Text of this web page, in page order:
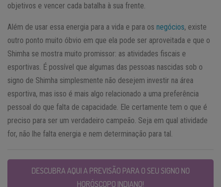
objetivos e vencer cada batalha à sua frente.
Além de usar essa energia para a vida e para os negócios, existe
outro ponto muito óbvio em que ela pode ser aproveitada e que o
Shimha se mostra muito promissor: as atividades fiscais e
esportivas. É possível que algumas das pessoas nascidas sob o
signo de Shimha simplesmente não desejem investir na área
esportiva, mas isso é mais algo relacionado a uma preferência
pessoal do que falta de capacidade. Ele certamente tem o que é
preciso para ser um verdadeiro campeão. Seja em qual atividade
for, não lhe falta energia e nem determinação para tal.
DESCUBRA AQUI A PREVISÃO PARA O SEU SIGNO NO
HORÓSCOPO INDIANO!